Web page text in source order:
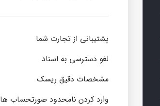
پشتیبانی از تجارت شما
لغو دسترسی به اسناد
مشخصات دقیق ریسک
وارد کردن نامحدود صورتحساب ها